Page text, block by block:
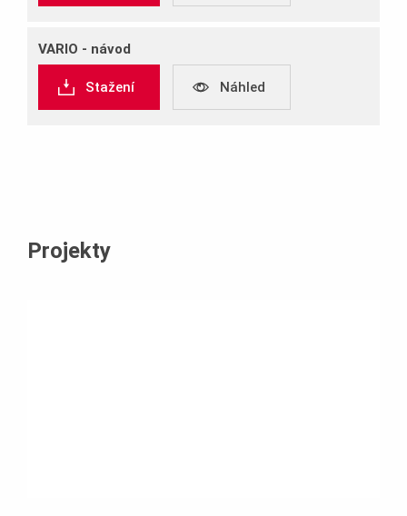
VARIO ‐ návod
Stažení Náhled
Projekty